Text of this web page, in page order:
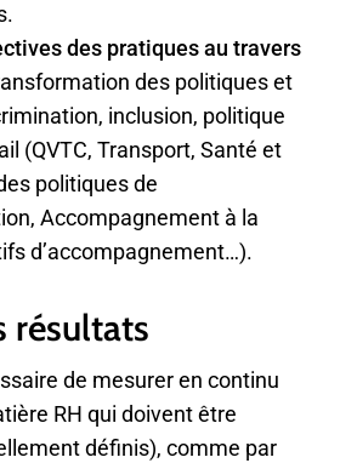
des pratiques au travers
des politiques et
inclusion, politique
(QVTC, Transport, Santé et
politiques de
Accompagnement à la
d’accompagnement…).
résultats
de mesurer en continu
RH qui doivent être
définis), comme par